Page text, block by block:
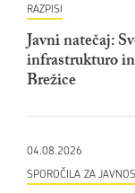
RAZPISI
Javni natečaj:
infrastrukturo
Brežice
04.08.2026
SPOROČILA ZA